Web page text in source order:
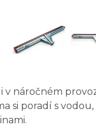
v náročném
si poradí s